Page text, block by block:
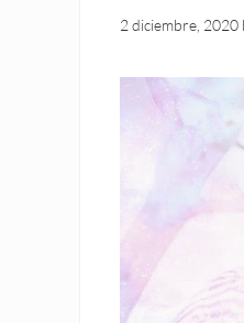
2 diciembre, 2020